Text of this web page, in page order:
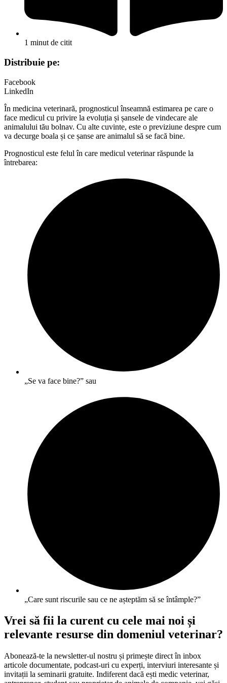
1 minut de citit
Distribuie pe:
Facebook
LinkedIn
În medicina veterinară, prognosticul înseamnă estimarea pe care o
face medicul cu privire la evoluția și șansele de vindecare ale
animalului tău bolnav. Cu alte cuvinte, este o previziune despre cum
va decurge boala și ce șanse are animalul să se facă bine.
Prognosticul este felul în care medicul veterinar răspunde la
întrebarea:
„Se va face bine?” sau
„Care sunt riscurile sau ce ne așteptăm să se întâmple?”
Vrei să fii la curent cu cele mai noi și
relevante resurse din domeniul veterinar?
Abonează-te la newsletter-ul nostru și primește direct în inbox
articole documentate, podcast-uri cu experți, interviuri interesante și
invitații la seminarii gratuite. Indiferent dacă ești medic veterinar,